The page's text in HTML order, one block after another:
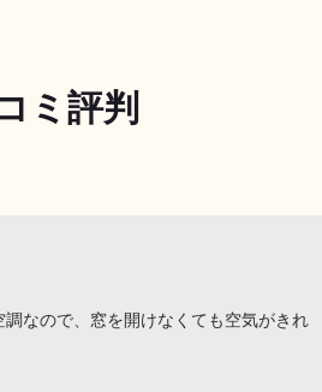
ミ評判
なので、窓を開けなくても空気がきれ